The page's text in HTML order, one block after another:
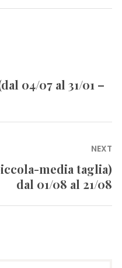
04/07 al 31/01 –
NEXT
media taglia)
dal 01/08 al 21/08